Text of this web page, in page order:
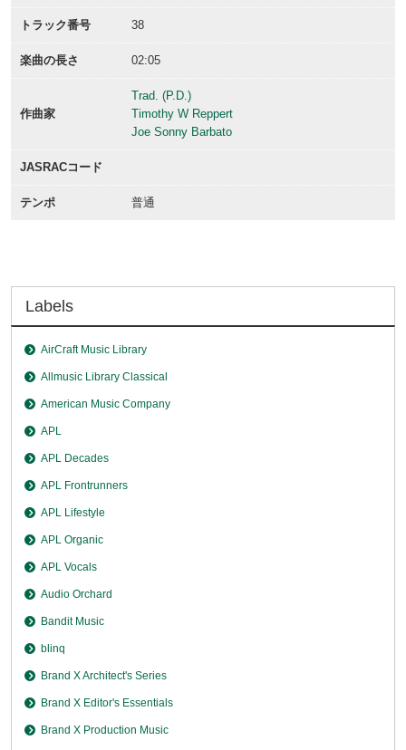
トラック番号 38
楽曲の長さ 02:05
作曲家
Trad. (P.D.)
Timothy W Reppert
Joe Sonny Barbato
JASRACコード
テンポ 普通
Labels
AirCraft Music Library
Allmusic Library Classical
American Music Company
APL
APL Decades
APL Frontrunners
APL Lifestyle
APL Organic
APL Vocals
Audio Orchard
Bandit Music
blinq
Brand X Architect's Series
Brand X Editor's Essentials
Brand X Production Music